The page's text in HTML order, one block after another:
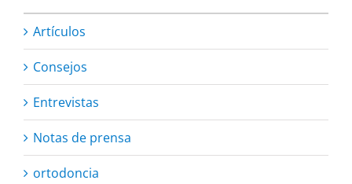
Artículos
Consejos
Entrevistas
Notas de prensa
ortodoncia